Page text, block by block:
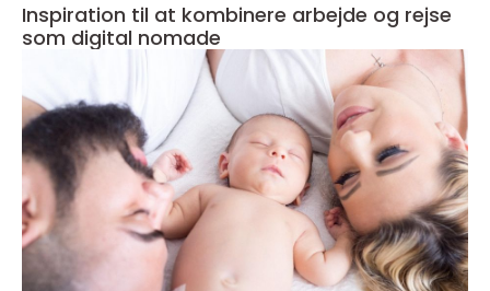
Inspiration til at kombinere arbejde og rejse
som digital nomade